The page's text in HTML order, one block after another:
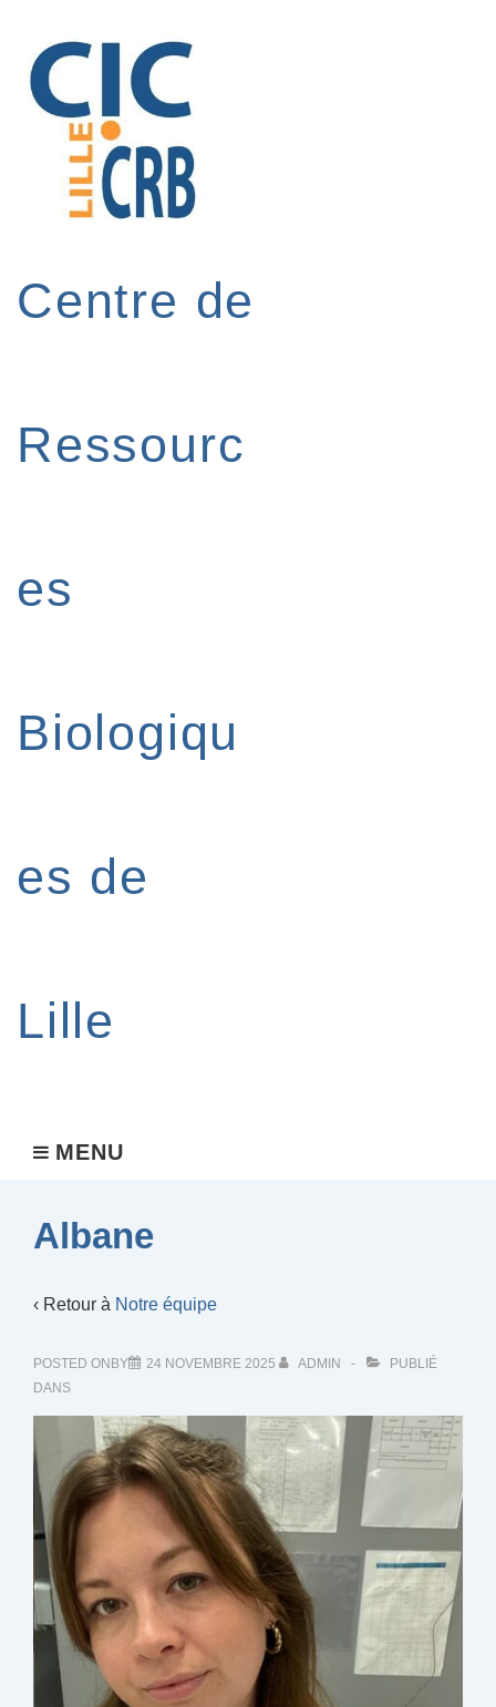
passer
contenu
Centre de
Ressourc
es
Biologiqu
es de
Lille
MENU
Albane
‹ Retour à Notre équipe
POSTED ONBY 24 NOVEMBRE 2025 ADMIN
PUBLIÉ
DANS